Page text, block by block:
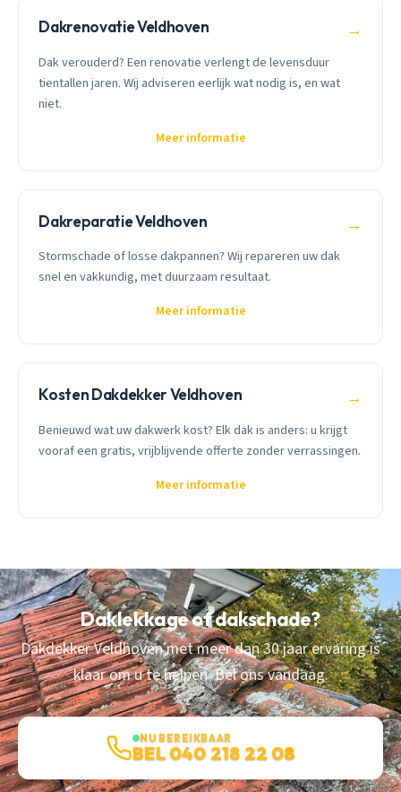
Dakrenovatie Veldhoven →
Dak verouderd? Een renovatie verlengt de levensduur
tientallen jaren. Wij adviseren eerlijk wat nodig is, en wat
niet.
Meer informatie
Dakreparatie Veldhoven →
Stormschade of losse dakpannen? Wij repareren uw dak
snel en vakkundig, met duurzaam resultaat.
Meer informatie
Kosten Dakdekker Veldhoven →
Benieuwd wat uw dakwerk kost? Elk dak is anders: u krijgt
vooraf een gratis, vrijblijvende offerte zonder verrassingen.
Meer informatie
Daklekkage of dakschade?
Dakdekker Veldhoven met meer dan 30 jaar ervaring is
klaar om u te helpen. Bel ons vandaag.
NU BEREIKBAAR
BEL 040 218 22 08